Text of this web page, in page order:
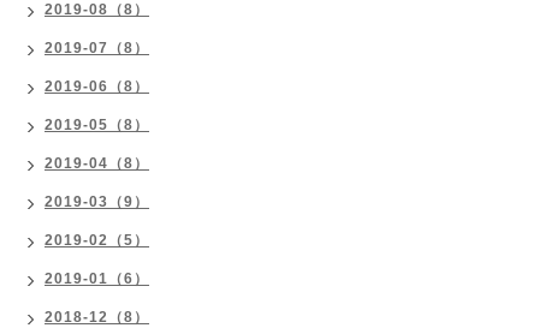
2019-08（8）
2019-07（8）
2019-06（8）
2019-05（8）
2019-04（8）
2019-03（9）
2019-02（5）
2019-01（6）
2018-12（8）